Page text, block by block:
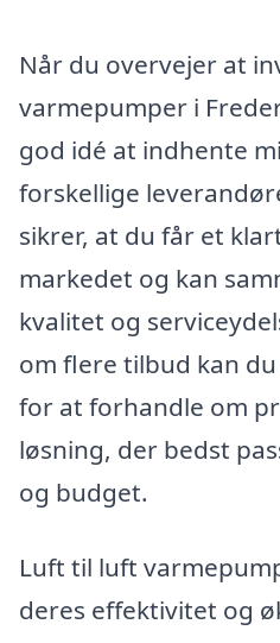
Når du overvejer at
varmepumper i
god idé at indhente
forskellige
sikrer, at du får et
markedet og kan
kvalitet og
om flere tilbud kan
for at forhandle om
løsning, der bedst
og budget.
Luft til luft
deres effektivitet og